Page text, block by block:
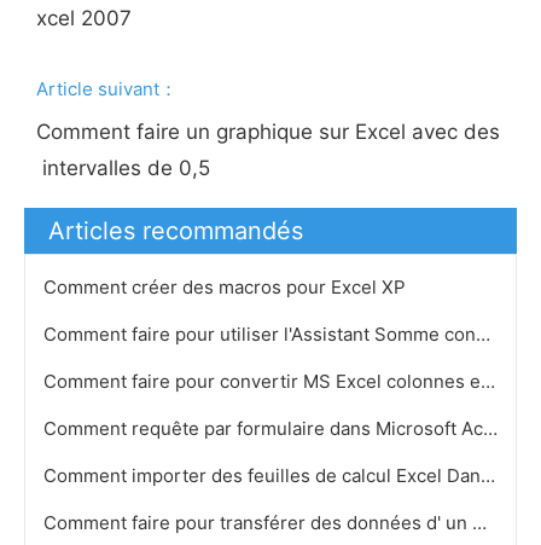
xcel 2007
Article suivant：
Comment faire un graphique sur Excel avec des
intervalles de 0,5
Articles recommandés
Comment créer des macros pour Excel XP
Comment faire pour utiliser l'Assistant Somme conditionnelle dans Excel
Comment faire pour convertir MS Excel colonnes en lignes
Comment requête par formulaire dans Microsoft Access 2007
Comment importer des feuilles de calcul Excel Dans MicroStation
Comment faire pour transférer des données d' un Arborescence Node vers Excel